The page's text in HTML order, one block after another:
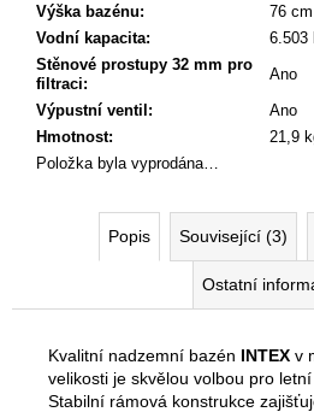
Výška bazénu:
76 cm
Vodní kapacita:
6.503
Stěnové prostupy 32 mm pro
filtraci:
Ano
Výpustní ventil:
Ano
Hmotnost:
21,9
Položka byla vyprodána…
Popis Související (3)
Ostatní
Kvalitní nadzemní bazén INTEX v
velikosti je skvělou volbou pro
Stabilní rámová konstrukce